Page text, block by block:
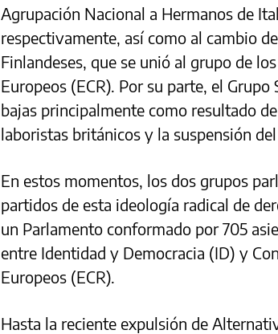
Agrupación Nacional a Hermanos de
respectivamente, así como al cambio
Finlandeses, que se unió al grupo de
Europeos (ECR). Por su parte, el
bajas principalmente como resultado
laboristas británicos y la suspensión
En estos momentos, los dos grupos
partidos de esta ideología radical de
un Parlamento conformado por 705
entre Identidad y Democracia (ID) y
Europeos (ECR).
Hasta la reciente expulsión de